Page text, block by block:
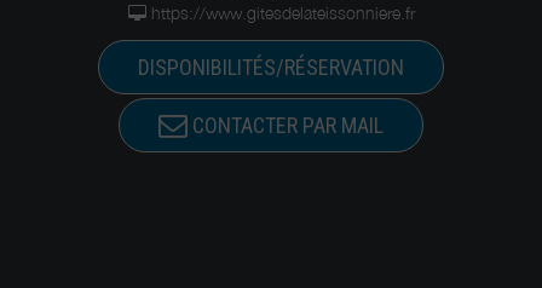
https://www.gitesdelateissonniere.fr
DISPONIBILITÉS/RÉSERVATION
CONTACTER PAR MAIL